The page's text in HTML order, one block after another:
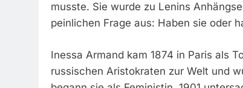
musste. Sie wurde zu Lenins
peinlichen Frage aus: Haben sie oder
Inessa Armand kam 1874 in Paris als
russischen Aristokraten zur Welt und